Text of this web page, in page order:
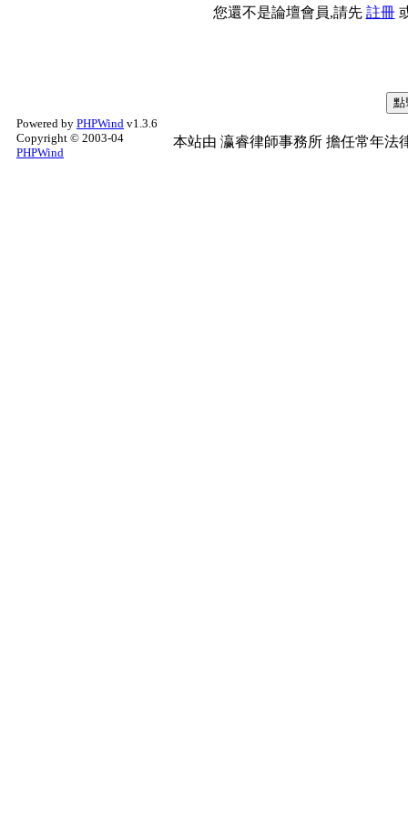
您還不是論壇會員,請先 註冊
Powered by PHPWind v1.3.6
Copyright © 2003-04
PHPWind
本站由 瀛睿律師事務所 擔任常年法